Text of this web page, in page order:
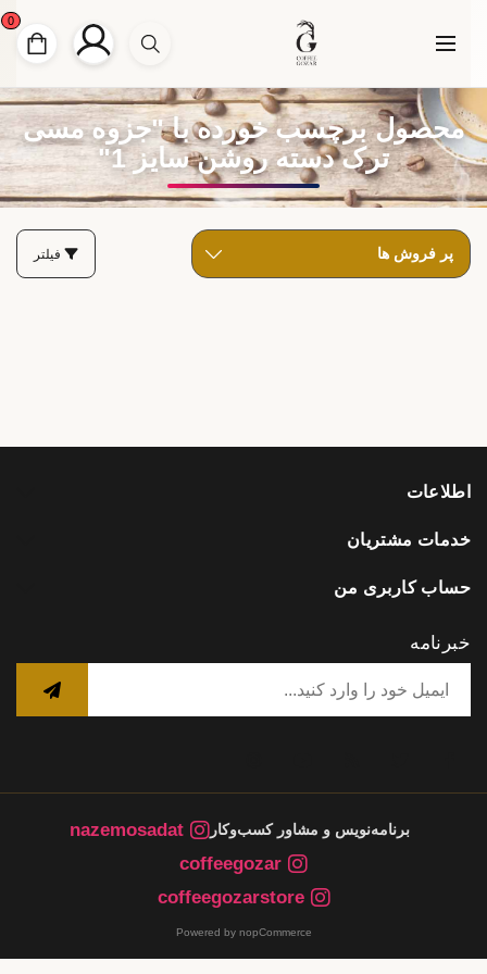
0
محصول برچسب خورده با "جزوه مسی
ترک دسته روشن سایز 1"
فیلتر
اطلاعات
خدمات مشتریان
حساب کاربری من
خبرنامه
برنامه‌نویس و مشاور کسب‌وکار
nazemosadat
coffeegozar
coffeegozarstore
Powered by nopCommerce